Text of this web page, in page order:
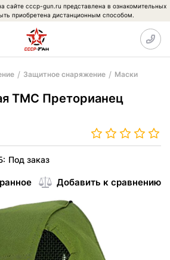
сайте cccp-gun.ru представлена в ознакомительных
приобретена дистанционным способом.
Защитное снаряжение Маски
TMC Преторианец
Под заказ
Добавить к сравнению